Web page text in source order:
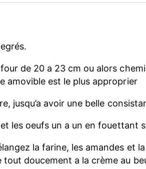
de 20 a 23 cm ou alors
amovible est le plus approprier
jusqu’a avoir une belle
et les oeufs un a un en fouettant
la farine, les amandes et
doucement a la crème au